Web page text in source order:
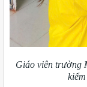
Giáo viên trường